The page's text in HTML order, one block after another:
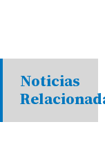
Noticias